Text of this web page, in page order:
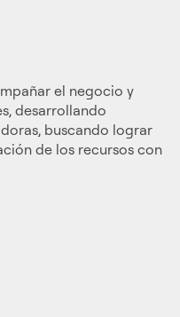
el negocio y
desarrollando
buscando lograr
de los recursos con